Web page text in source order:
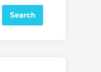
Search